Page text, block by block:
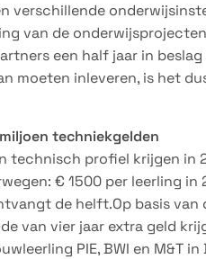
verschillende
van de
een half jaar in
moeten inleveren, is het
techniekgelden
technisch profiel krijgen in
€ 1500 per leerling in
de helft.Op basis
van vier jaar extra geld
PIE, BWI en M&T